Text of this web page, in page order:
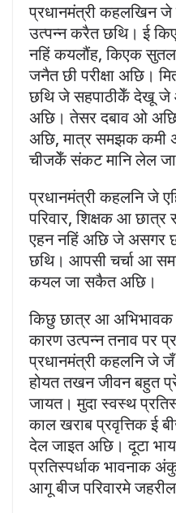
प्रधानमंत्री कहलखिन जे
उत्पन्न करैत छथि। ई
नहिं कयलौंह, किएक
जनैत छी परीक्षा अछि।
छथि जे सहपाठीकेँ देखू
अछि। तेसर दबाव ओ अछि
अछि, मात्र समझक कमी
चीजकेँ संकट मानि लेल
प्रधानमंत्री कहलनि जे
परिवार, शिक्षक आ
एहन नहिं अछि जे असगर
छथि। आपसी चर्चा आ
कयल जा सकैत अछि।
किछु छात्र आ अभिभावक
कारण उत्पन्न तनाव पर
प्रधानमंत्री कहलनि जे जँ
होयत तखन जीवन बहुत
जायत। मुदा स्वस्थ
काल खराब प्रवृत्तिक ई
देल जाइत अछि। दूटा
प्रतिस्पर्धाक भावनाक
आगू बीज परिवारमे